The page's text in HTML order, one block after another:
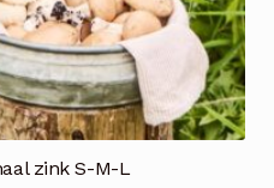
zink S-M-L